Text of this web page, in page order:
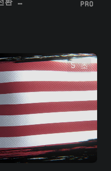
PRO
5 초